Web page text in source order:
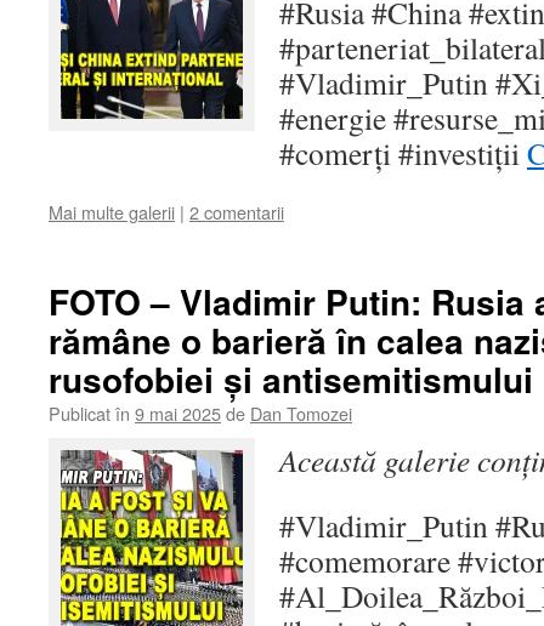
#Rusia #China
#Vladimir_Putin
#energie
#comerți #investiții
Mai multe galerii | 2 comentarii
FOTO – Vladimir Putin: Rusia
rămâne o barieră în calea
rusofobiei și antisemitismului
Publicat în 9 mai 2025de Dan Tomozei
Această galerie
#Vladimir_Putin
#comemorare